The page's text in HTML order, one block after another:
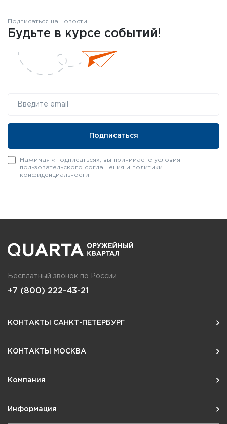
Подписаться на новости
Будьте в курсе событий!
Нажимая «Подписаться», вы принимаете условия
пользовательского соглашения и политики
конфиденциальности
Бесплатный звонок по России
+7 (800) 222-43-21
КОНТАКТЫ САНКТ-ПЕТЕРБУРГ
КОНТАКТЫ МОСКВА
Компания
Информация